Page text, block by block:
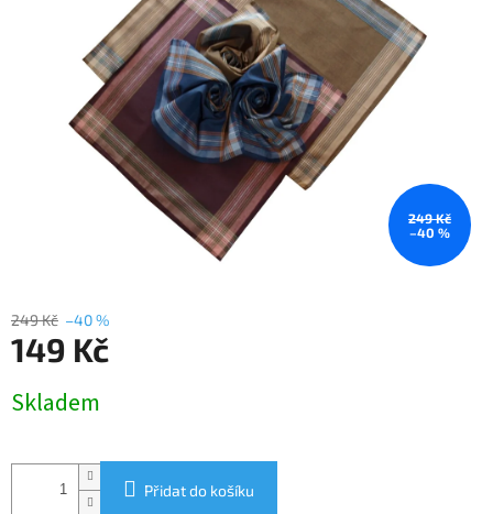
249 Kč
–40 %
249 Kč –40 %
149 Kč
cena:
Skladem
Přidat do košíku